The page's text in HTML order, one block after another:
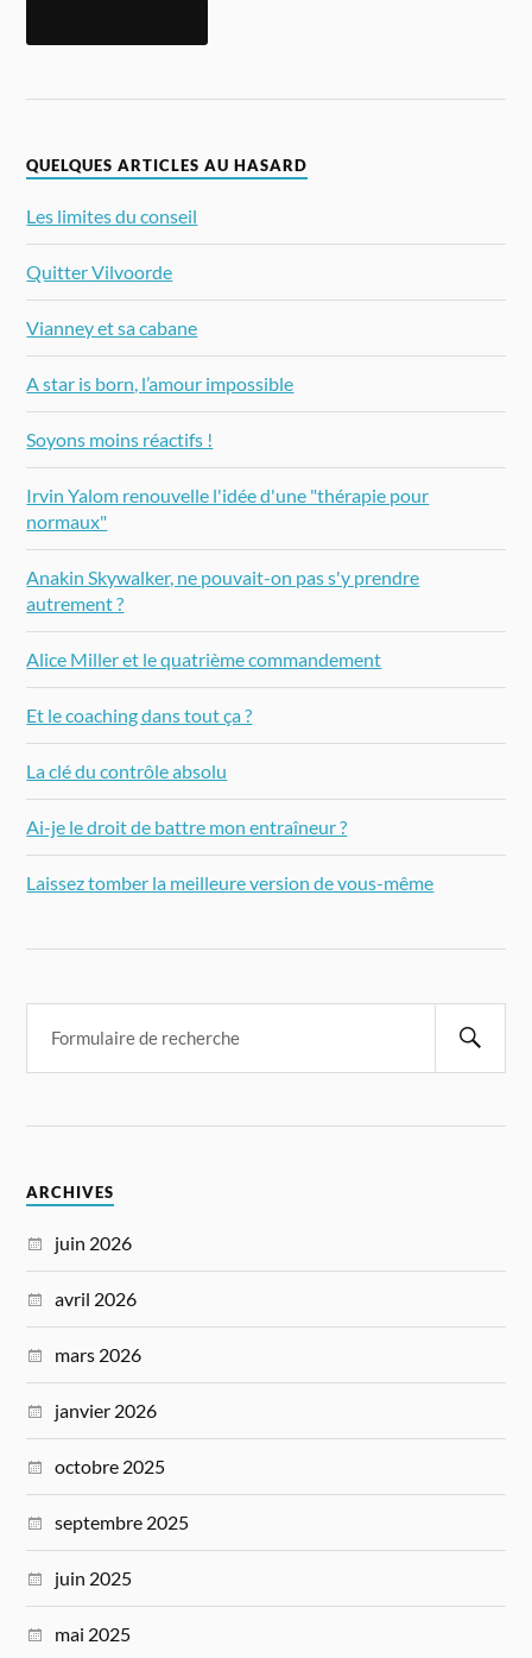
QUELQUES ARTICLES AU HASARD
Les limites du conseil
Quitter Vilvoorde
Vianney et sa cabane
A star is born, l’amour impossible
Soyons moins réactifs !
Irvin Yalom renouvelle l'idée d'une "thérapie pour
normaux"
Anakin Skywalker, ne pouvait-on pas s'y prendre
autrement ?
Alice Miller et le quatrième commandement
Et le coaching dans tout ça ?
La clé du contrôle absolu
Ai-je le droit de battre mon entraîneur ?
Laissez tomber la meilleure version de vous-même
ARCHIVES
juin 2026
avril 2026
mars 2026
janvier 2026
octobre 2025
septembre 2025
juin 2025
mai 2025